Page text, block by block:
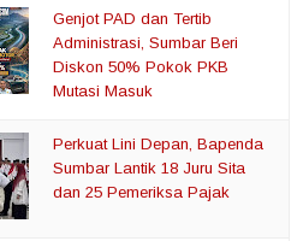
Genjot PAD dan Tertib
Administrasi, Sumbar Beri
Diskon 50% Pokok PKB
Mutasi Masuk
Perkuat Lini Depan, Bapenda
Sumbar Lantik 18 Juru Sita
dan 25 Pemeriksa Pajak